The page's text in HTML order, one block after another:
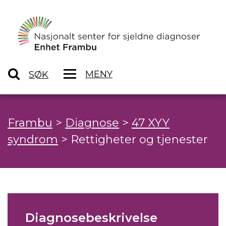
SØK MENY
Frambu > Diagnose > 47 XYY
syndrom > Rettigheter og tjenester
Diagnosebeskrivelse